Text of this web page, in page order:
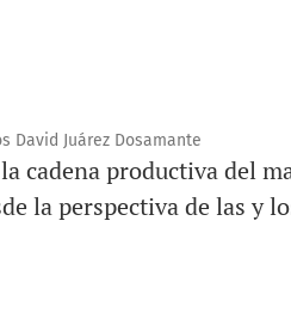
David Juárez Dosamante
cadena productiva del
la perspectiva de las y